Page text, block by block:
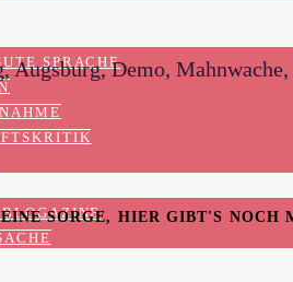
SPRACHE
Augsburg, Demo,
SORGE, HIER GIBT'S NOCH